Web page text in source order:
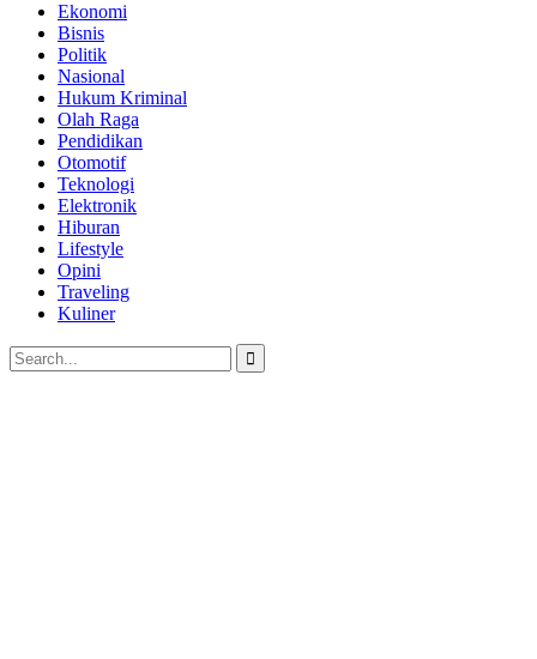
Ekonomi
Bisnis
Politik
Nasional
Hukum Kriminal
Olah Raga
Pendidikan
Otomotif
Teknologi
Elektronik
Hiburan
Lifestyle
Opini
Traveling
Kuliner